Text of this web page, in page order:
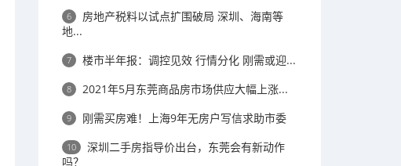
6
房地产税料以试点扩围破局 深圳、海南等
地...
7 楼市半年报：调控见效 行情分化 刚需或迎...
8 2021年5月东莞商品房市场供应大幅上涨...
9 刚需买房难！上海9年无房户写信求助市委
10
深圳二手房指导价出台，东莞会有新动作
吗？